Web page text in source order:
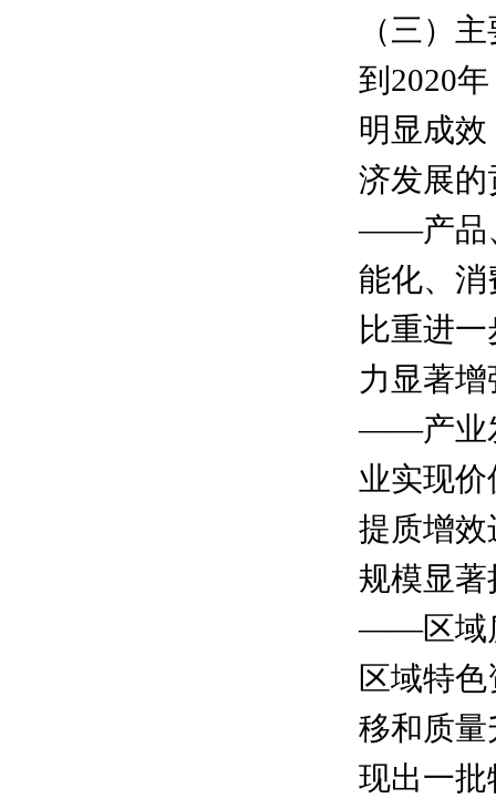
（三）
到2020
明显成
济发展
——产品
能化、
比重进
力显著增
——产业
业实现
提质增
规模显
——区域
区域特
移和质
现出一